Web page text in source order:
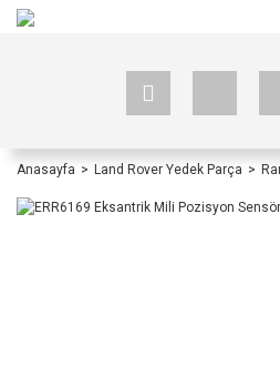
Anasayfa Land Rover Yedek Parça